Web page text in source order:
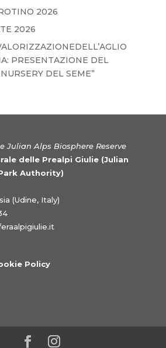
2026
2026
PRESENTAZIONE DEL
DEL SEME”
Julian Alps Biosphere Reserve
delle Prealpi Giulie (Julian
Authority)
(Udine, Italy)
Policy